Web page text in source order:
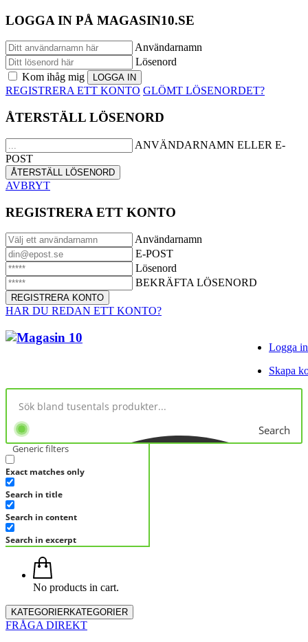
LOGGA IN PÅ MAGASIN10.SE
Användarnamn
Lösenord
Kom ihåg mig
REGISTRERA ETT KONTO GLÖMT LÖSENORDET?
ÅTERSTÄLL LÖSENORD
ANVÄNDARNAMN ELLER E-
POST
AVBRYT
REGISTRERA ETT KONTO
Användarnamn
E-POST
Lösenord
BEKRÄFTA LÖSENORD
HAR DU REDAN ETT KONTO?
Logga in
Skapa
Search
Generic filters
Exact matches only
Search in title
Search in content
Search in excerpt
No products in cart.
KATEGORIERKATEGORIER
FRÅGA DIREKT